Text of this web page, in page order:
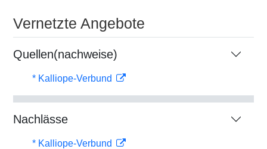
Vernetzte Angebote
Quellen(nachweise)
* Kalliope-Verbund
Nachlässe
* Kalliope-Verbund